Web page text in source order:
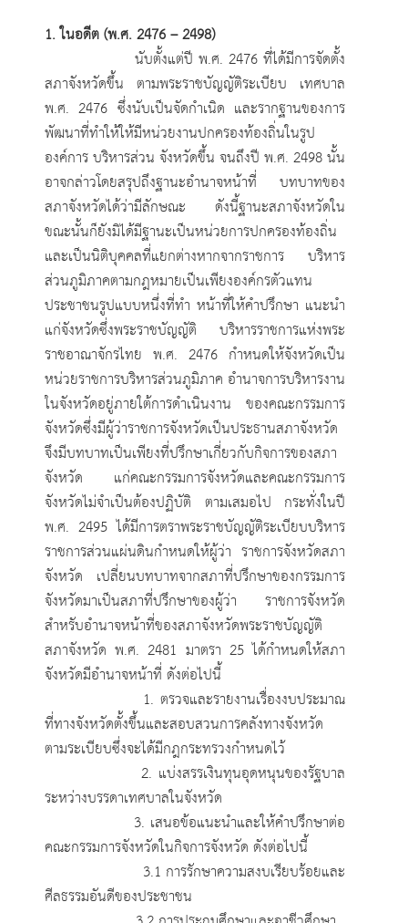
1. ในอดีต (พ.ศ. 2476 – 2498)
นับตั้งแต่ปี พ.ศ. 2476 ที่ได้มีการจัดตั้ง
สภาจังหวัดขึ้น ตามพระราชบัญญัติระเบียบ เทศบาล
พ.ศ. 2476 ซึ่งนับเป็นจัดกำเนิด และรากฐานของการ
พัฒนาที่ทำให้ให้มีหน่วยงานปกครองท้องถิ่นในรูป
องค์การ บริหารส่วน จังหวัดขึ้น จนถึงปี พ.ศ. 2498 นั้น
อาจกล่าวโดยสรุปถึงฐานะอำนาจหน้าที่ บทบาทของ
สภาจังหวัดได้ว่ามีลักษณะ ดังนี้ฐานะสภาจังหวัดใน
ขณะนั้นก็ยังมิได้มีฐานะเป็นหน่วยการปกครองท้องถิ่น
และเป็นนิติบุคคลที่แยกต่างหากจากราชการ บริหาร
ส่วนภูมิภาคตามกฎหมายเป็นเพียงองค์กรตัวแทน
ประชาชนรูปแบบหนึ่งที่ทำ หน้าที่ให้คำปรึกษา แนะนำ
แก่จังหวัดซึ่งพระราชบัญญัติ บริหารราชการแห่งพระ
ราชอาณาจักรไทย พ.ศ. 2476 กำหนดให้จังหวัดเป็น
หน่วยราชการบริหารส่วนภูมิภาค อำนาจการบริหารงาน
ในจังหวัดอยู่ภายใต้การดำเนินงาน ของคณะกรรมการ
จังหวัดซึ่งมีผู้ว่าราชการจังหวัดเป็นประธานสภาจังหวัด
จึงมีบทบาทเป็นเพียงที่ปรึกษาเกี่ยวกับกิจการของสภา
จังหวัด แก่คณะกรรมการจังหวัดและคณะกรรมการ
จังหวัดไม่จำเป็นต้องปฏิบัติ ตามเสมอไป กระทั่งในปี
พ.ศ. 2495 ได้มีการตราพระราชบัญญัติระเบียบบริหาร
ราชการส่วนแผ่นดินกำหนดให้ผู้ว่า ราชการจังหวัดสภา
จังหวัด เปลี่ยนบทบาทจากสภาที่ปรึกษาของกรรมการ
จังหวัดมาเป็นสภาที่ปรึกษาของผู้ว่า ราชการจังหวัด
สำหรับอำนาจหน้าที่ของสภาจังหวัดพระราชบัญญัติ
สภาจังหวัด พ.ศ. 2481 มาตรา 25 ได้กำหนดให้สภา
จังหวัดมีอำนาจหน้าที่ ดังต่อไปนี้
1. ตรวจและรายงานเรื่องงบประมาณ
ที่ทางจังหวัดตั้งขึ้นและสอบสวนการคลังทางจังหวัด
ตามระเบียบซึ่งจะได้มีกฎกระทรวงกำหนดไว้
2. แบ่งสรรเงินทุนอุดหนุนของรัฐบาล
ระหว่างบรรดาเทศบาลในจังหวัด
3. เสนอข้อแนะนำและให้คำปรึกษาต่อ
คณะกรรมการจังหวัดในกิจการจังหวัด ดังต่อไปนี้
3.1 การรักษาความสงบเรียบร้อยและ
ศีลธรรมอันดีของประชาชน